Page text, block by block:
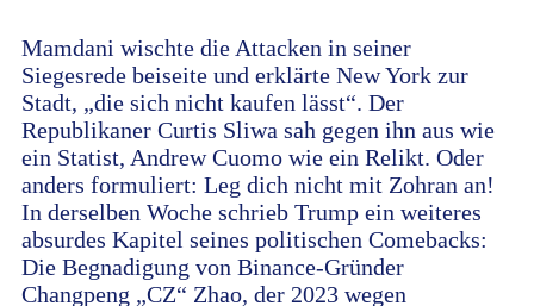
Mamdani wischte die Attacken in seiner
Siegesrede beiseite und erklärte New York zur
Stadt, „die sich nicht kaufen lässt“. Der
Republikaner Curtis Sliwa sah gegen ihn aus wie
ein Statist, Andrew Cuomo wie ein Relikt. Oder
anders formuliert: Leg dich nicht mit Zohran an!
In derselben Woche schrieb Trump ein weiteres
absurdes Kapitel seines politischen Comebacks:
Die Begnadigung von Binance-Gründer
Changpeng „CZ“ Zhao, der 2023 wegen